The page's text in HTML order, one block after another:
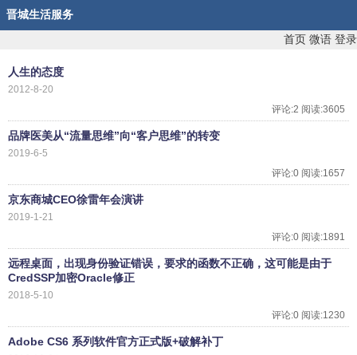
晋城生活服务
首页 微语 登录
人生的态度
2012-8-20
评论:2 阅读:3605
品牌医美从“流量思维”向“客户思维”的转变
2019-6-5
评论:0 阅读:1657
京东商城CEO徐雷年会演讲
2019-1-21
评论:0 阅读:1891
远程桌面，出现身份验证错误，要求的函数不正确，这可能是由于
CredSSP加密Oracle修正
2018-5-10
评论:0 阅读:1230
Adobe CS6 系列软件官方正式版+破解补丁